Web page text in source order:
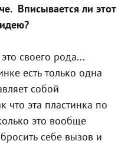
Вписывается ли этот
своего рода...
есть только одна
собой
что эта пластинка по
это вообще
себе вызов и